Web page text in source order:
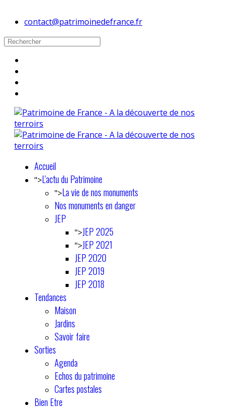
contact@patrimoinedefrance.fr
Accueil
">L'actu du Patrimoine
">La vie de nos monuments
Nos monuments en danger
JEP
">JEP 2025
">JEP 2021
JEP 2020
JEP 2019
JEP 2018
Tendances
Maison
Jardins
Savoir faire
Sorties
Agenda
Echos du patrimoine
Cartes postales
Bien Etre